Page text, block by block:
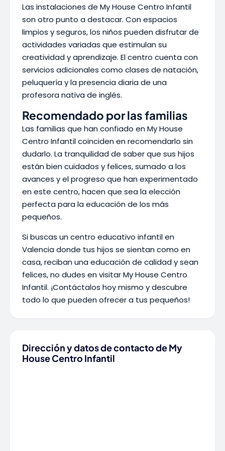
Las instalaciones de My House Centro Infantil
son otro punto a destacar. Con espacios
limpios y seguros, los niños pueden disfrutar de
actividades variadas que estimulan su
creatividad y aprendizaje. El centro cuenta con
servicios adicionales como clases de natación,
peluquería y la presencia diaria de una
profesora nativa de inglés.
Recomendado por las familias
Las familias que han confiado en My House
Centro Infantil coinciden en recomendarlo sin
dudarlo. La tranquilidad de saber que sus hijos
están bien cuidados y felices, sumado a los
avances y el progreso que han experimentado
en este centro, hacen que sea la elección
perfecta para la educación de los más
pequeños.
Si buscas un centro educativo infantil en
Valencia donde tus hijos se sientan como en
casa, reciban una educación de calidad y sean
felices, no dudes en visitar My House Centro
Infantil. ¡Contáctalos hoy mismo y descubre
todo lo que pueden ofrecer a tus pequeños!
Dirección y datos de contacto de My
House Centro Infantil